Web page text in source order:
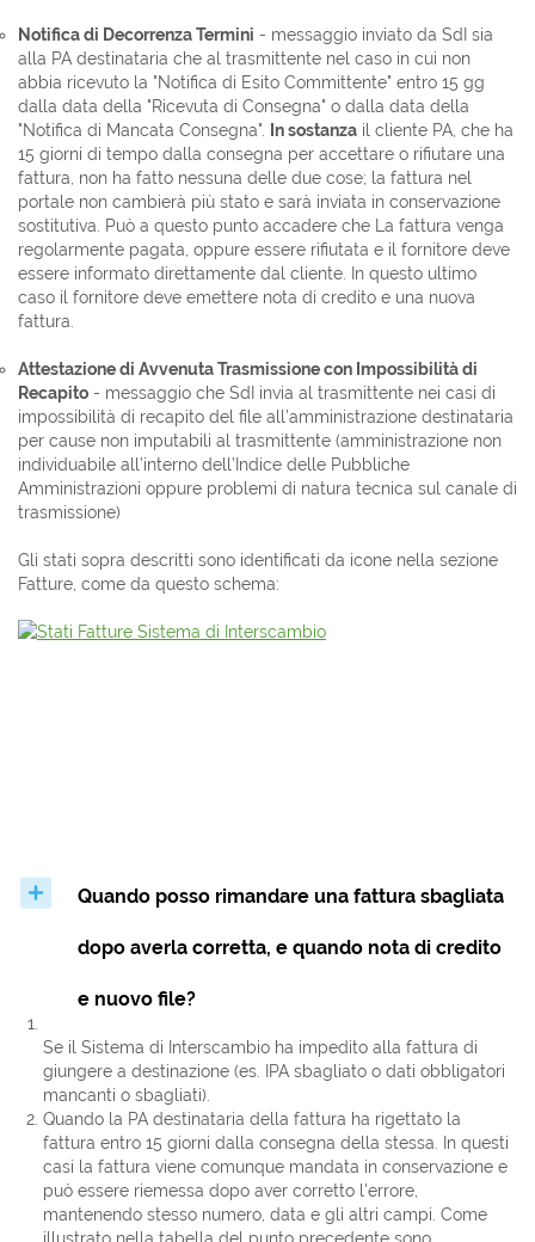
Notifica di Decorrenza Termini - messaggio inviato da SdI sia
alla PA destinataria che al trasmittente nel caso in cui non
abbia ricevuto la "Notifica di Esito Committente" entro 15 gg
dalla data della "Ricevuta di Consegna" o dalla data della
"Notifica di Mancata Consegna"
In sostanza il cliente PA, che ha
15 giorni di tempo dalla consegna per accettare o rifiutare una
fattura, non ha fatto nessuna delle due cose; la fattura nel
portale non cambierà più stato e sarà inviata in conservazione
sostitutiva. Può a questo punto accadere che La fattura venga
regolarmente pagata, oppure essere rifiutata e il fornitore deve
essere informato direttamente dal cliente. In questo ultimo
caso il fornitore deve emettere nota di credito e una nuova
fattura.
Attestazione di Avvenuta Trasmissione con Impossibilità di
Recapito - messaggio che SdI invia al trasmittente nei casi di
impossibilità di recapito del file all’amministrazione destinataria
per cause non imputabili al trasmittente (amministrazione non
individuabile all’interno dell’Indice delle Pubbliche
Amministrazioni oppure problemi di natura tecnica sul canale di
trasmissione)
Gli stati sopra descritti sono identificati da icone nella sezione
Fatture, come da questo schema:
Quando posso rimandare una fattura sbagliata
dopo averla corretta, e quando nota di credito
e nuovo file?
Se il Sistema di Interscambio ha impedito alla fattura di
giungere a destinazione (es. IPA sbagliato o dati obbligatori
mancanti o sbagliati).
Quando la PA destinataria della fattura ha rigettato la
fattura entro 15 giorni dalla consegna della stessa. In questi
casi la fattura viene comunque mandata in conservazione e
può essere riemessa dopo aver corretto l'errore,
mantenendo stesso numero, data e gli altri campi. Come